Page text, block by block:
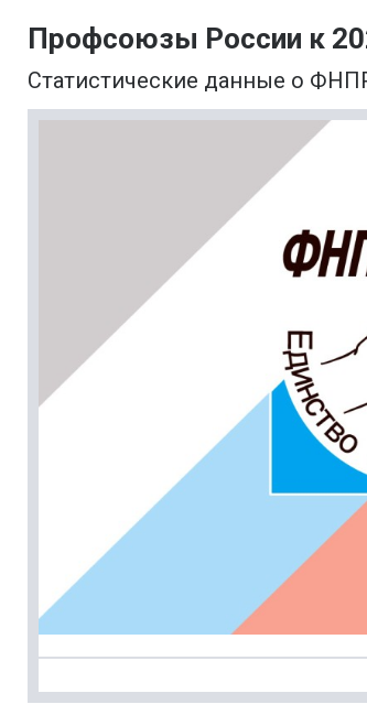
Профсоюзы России к
Статистические данные о